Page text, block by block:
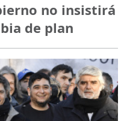
no insistirá
de plan